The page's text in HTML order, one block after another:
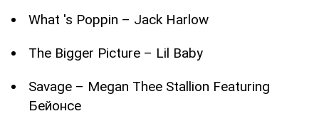
What 's Poppin – Jack Harlow
The Bigger Picture – Lil Baby
Savage – Megan Thee Stallion Featuring
Бейонсе